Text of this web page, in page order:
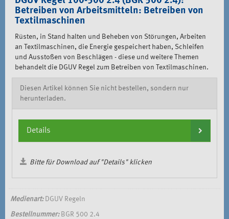
Betreiben von Arbeitsmitteln: Betreiben von
Textilmaschinen
Rüsten, in Stand halten und Beheben von Störungen, Arbeiten
an Textilmaschinen, die Energie gespeichert haben, Schleifen
und Ausstoßen von Beschlägen - diese und weitere Themen
behandelt die DGUV Regel zum Betreiben von Textilmaschinen.
Diesen Artikel können Sie nicht bestellen, sondern nur
herunterladen.
Details
Bitte für Download auf "Details" klicken
Medienart:DGUV Regeln
Bestellnummer:BGR 500 2.4